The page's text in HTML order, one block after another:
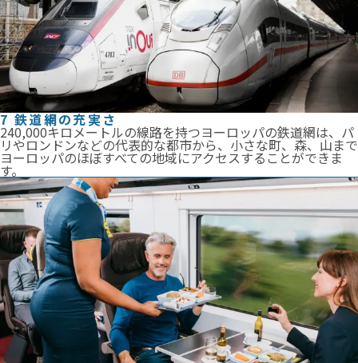
7 鉄道網の充実さ
240,000キロメートルの線路を持つヨーロッパの鉄道網は、パ
リやロンドンなどの代表的な都市から、小さな町、森、山まで
ヨーロッパのほぼすべての地域にアクセスすることができま
す。